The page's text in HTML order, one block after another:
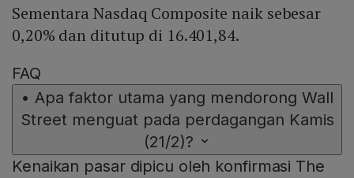
Sementara Nasdaq Composite naik sebesar
0,20% dan ditutup di 16.401,84.
FAQ
• Apa faktor utama yang mendorong Wall
Street menguat pada perdagangan Kamis
(21/2)?
Kenaikan pasar dipicu oleh konfirmasi The